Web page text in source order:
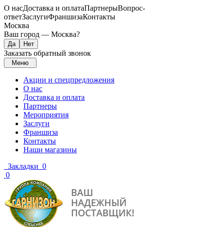
О насДоставка и оплатаПартнерыВопрос-
ответЗаслугиФраншизаКонтакты
Москва
Ваш город — Москва?
Заказать обратный звонок
Меню
Акции и спецпредложения
О нас
Доставка и оплата
Партнеры
Мероприятия
Заслуги
Франшиза
Контакты
Наши магазины
Закладки 0
0